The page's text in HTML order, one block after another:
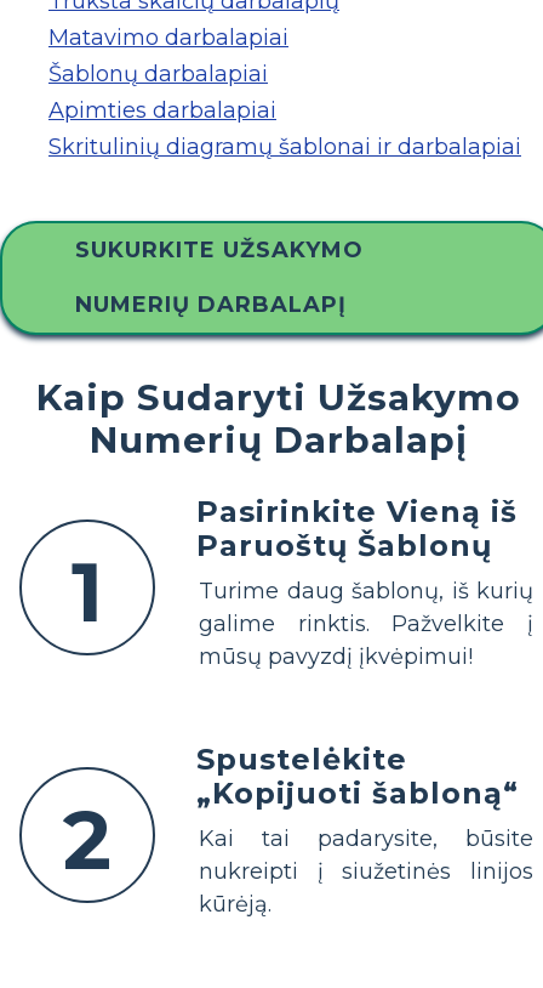
Matavimo darbalapiai
Šablonų darbalapiai
Apimties darbalapiai
Skritulinių diagramų šablonai ir darbalapiai
SUKURKITE UŽSAKYMO
NUMERIŲ DARBALAPĮ
Kaip Sudaryti Užsakymo
Numerių Darbalapį
1
Pasirinkite Vieną iš
Paruoštų Šablonų
Turime daug šablonų, iš kurių
galime rinktis. Pažvelkite į
mūsų pavyzdį įkvėpimui!
2
Spustelėkite
„Kopijuoti šabloną“
Kai tai padarysite, būsite
nukreipti į siužetinės linijos
kūrėją.